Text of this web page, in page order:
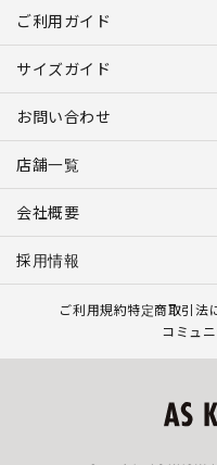
ご利用ガイド
サイズガイド
お問い合わせ
店舗一覧
会社概要
採用情報
ご利用規約特定商取引法
コミュ